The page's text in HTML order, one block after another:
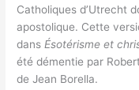
Catholiques d’Utrecht
apostolique. Cette
dansÉsotérisme et
été démentie par
de Jean Borella.